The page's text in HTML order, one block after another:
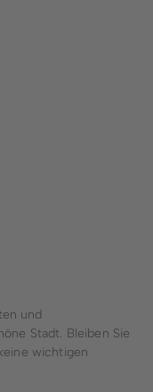
und
Stadt. Bleiben Sie
wichtigen